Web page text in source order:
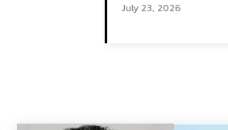
July 23, 2026